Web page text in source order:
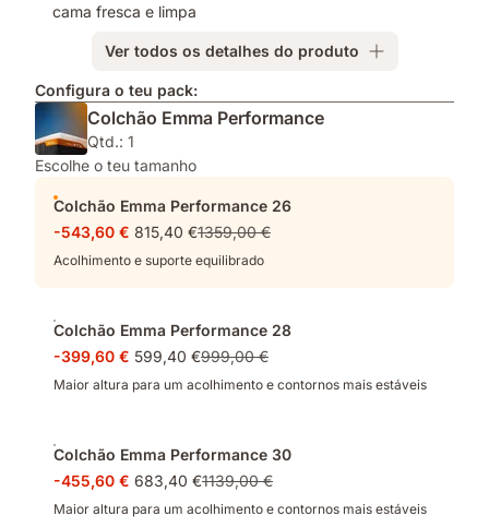
cama fresca e limpa
Ver todos os detalhes do produto
Configura o teu pack:
Colchão Emma Performance
Qtd.: 1
Escolhe o teu tamanho
Colchão Emma Performance 26
-543,60 € 815,40 €1359,00 €
Acolhimento e suporte equilibrado
Colchão Emma Performance 28
-399,60 € 599,40 €999,00 €
Maior altura para um acolhimento e contornos mais estáveis
Colchão Emma Performance 30
-455,60 € 683,40 €1139,00 €
Maior altura para um acolhimento e contornos mais estáveis